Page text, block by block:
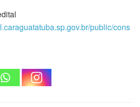
public/cons